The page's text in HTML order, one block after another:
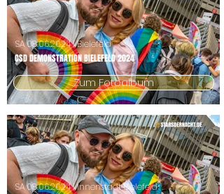
CSD DEMONSTRATION BIELEFELD 2024
SA08.06.2024| Bielefeld
Zum Fotoalbum
SA08.06.2024| Innenstadt Bielefeld